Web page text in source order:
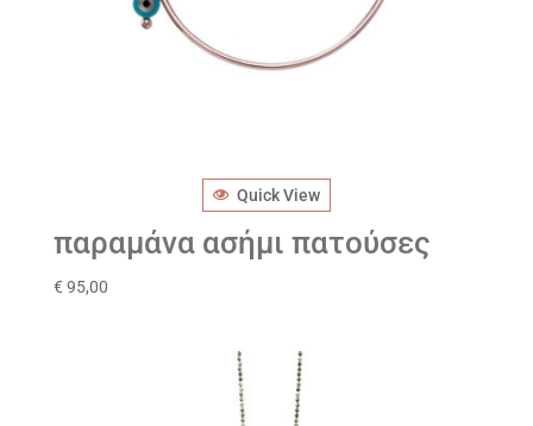
Quick View
παραμάνα ασήμι πατούσες
€ 95,00